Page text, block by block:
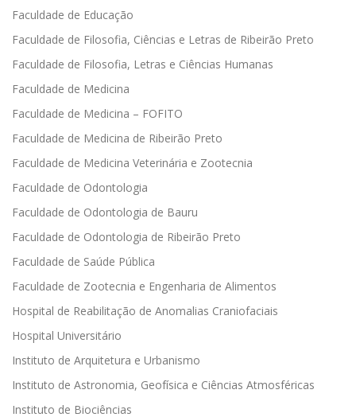
Faculdade de Educação
Faculdade de Filosofia, Ciências e Letras de Ribeirão Preto
Faculdade de Filosofia, Letras e Ciências Humanas
Faculdade de Medicina
Faculdade de Medicina – FOFITO
Faculdade de Medicina de Ribeirão Preto
Faculdade de Medicina Veterinária e Zootecnia
Faculdade de Odontologia
Faculdade de Odontologia de Bauru
Faculdade de Odontologia de Ribeirão Preto
Faculdade de Saúde Pública
Faculdade de Zootecnia e Engenharia de Alimentos
Hospital de Reabilitação de Anomalias Craniofaciais
Hospital Universitário
Instituto de Arquitetura e Urbanismo
Instituto de Astronomia, Geofísica e Ciências Atmosféricas
Instituto de Biociências